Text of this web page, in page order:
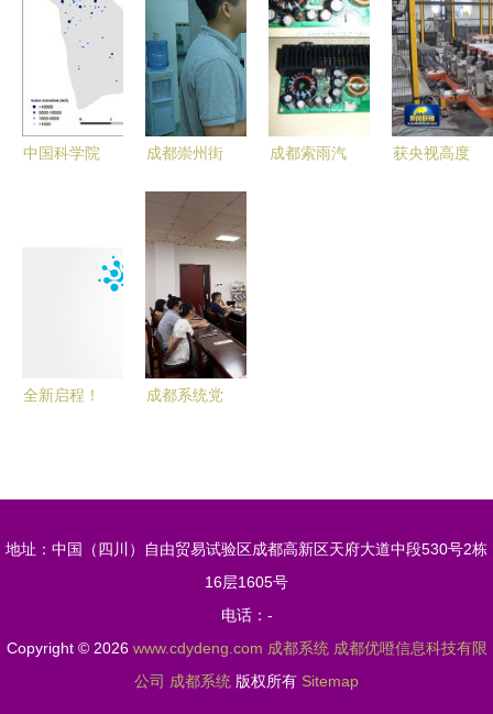
线的照明系
统与中国轨
道交通的未
来演绎
统 成都、
重庆双城联
动
统安装 打
造绿色智能
生产环境
水型生态系
统构建工程
的实践与启
示
中国科学院
成都崇州街
技术创新引
领产业变
革，现代化
产业体系活
力四射
成都索雨汽
获央视高度
全新启程！
成都系统党
列活动纪实
地址：中国（四川）自由贸易试验区成都高新区天府大道中段530号2栋
16层1605号
电话：-
Copyright © 2026 www.cdydeng.com 成都系统 成都优噔信息科技有限
公司 成都系统 版权所有 Sitemap